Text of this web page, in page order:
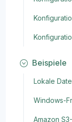
Beispiele
Lokale
Windows-
Amazon